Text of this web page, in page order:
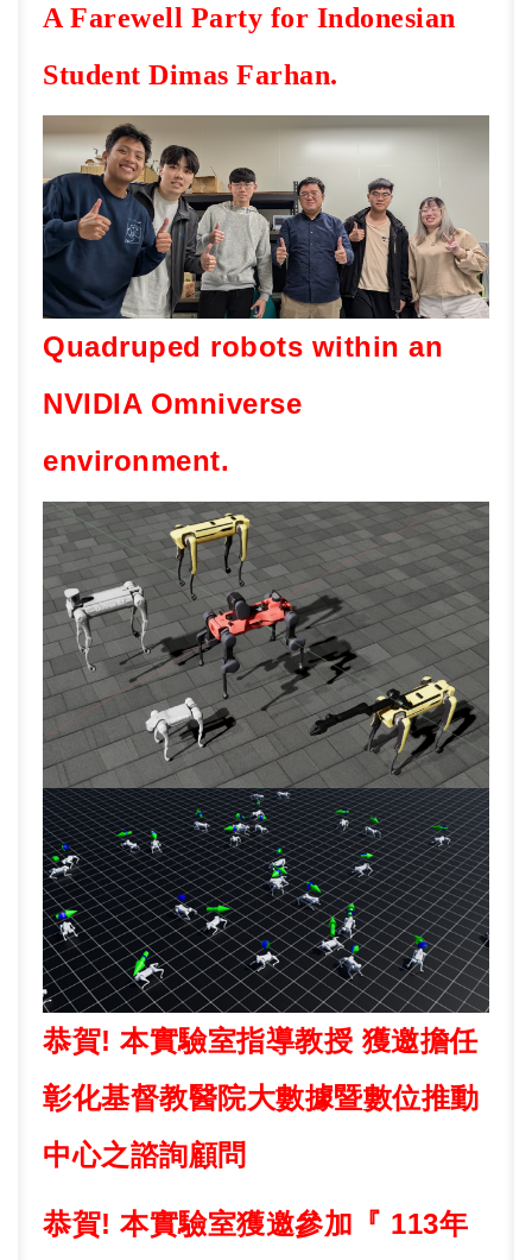
A Farewell Party for Indonesian
Student Dimas Farhan.
Quadruped robots within an
NVIDIA Omniverse
environment.
恭賀! 本實驗室指導教授 獲邀擔任
彰化基督教醫院大數據暨數位推動
中心之諮詢顧問
恭賀! 本實驗室獲邀參加『 113年